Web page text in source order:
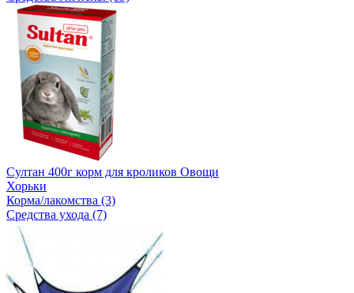
Султан 400г корм для кроликов Овощи
Хорьки
Корма/лакомства (3)
Средства ухода (7)